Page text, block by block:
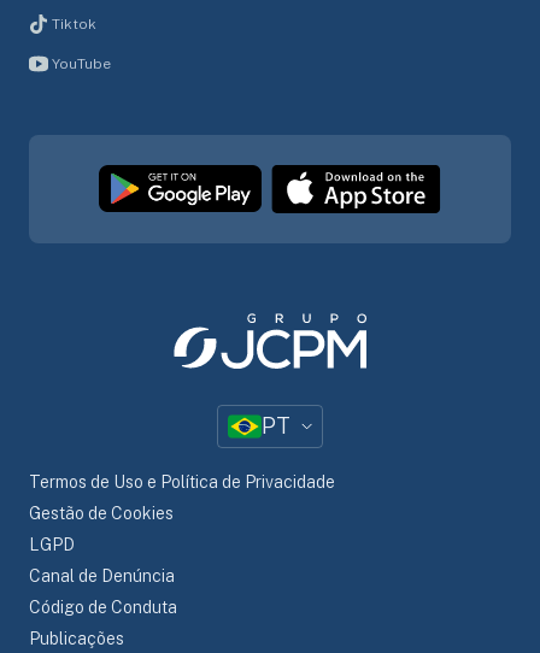
Tiktok
YouTube
PT
Termos de Uso e Política de Privacidade
Gestão de Cookies
LGPD
Canal de Denúncia
Código de Conduta
Publicações